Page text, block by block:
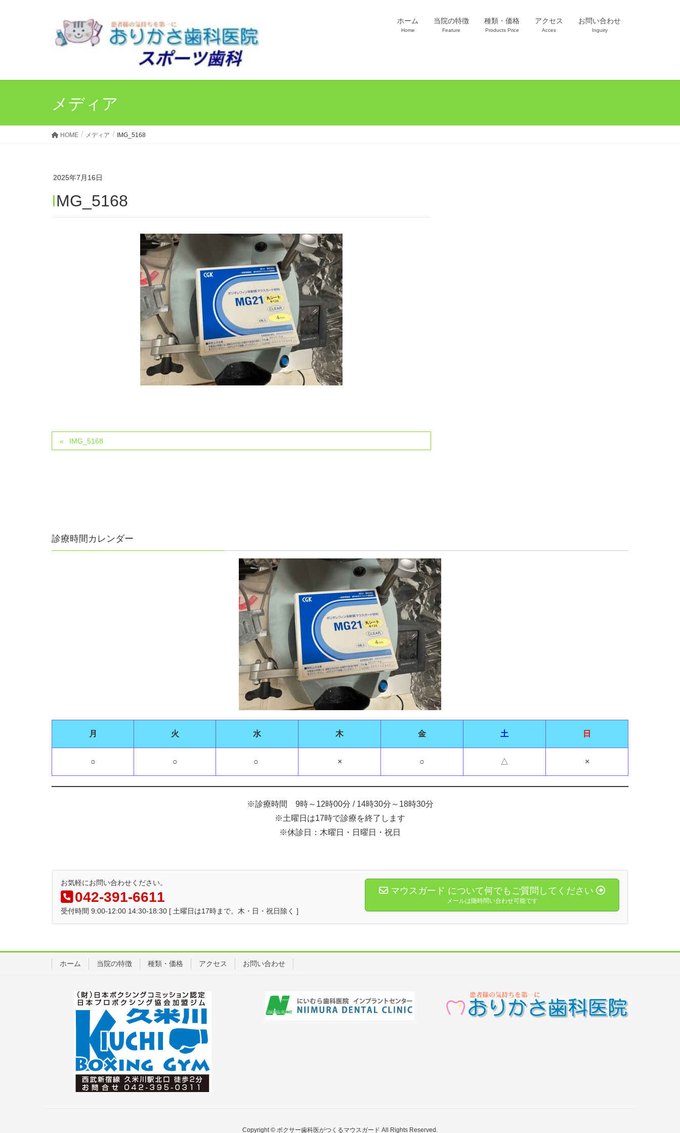
ホーム
Home
当院の特徴
Feature
種類・価格
Products Price
アクセス
Acces
お問い合わせ
Inguiry
メディア
HOME メディア IMG_5168
2025年7月16日
IMG_5168
IMG_5168
診療時間カレンダー
月 火 水 木 金 土 日
○ ○ ○ × ○ △ ×
※診療時間 9時～12時00分 / 14時30分～18時30分
※土曜日は17時で診療を終了します
※休診日：木曜日・日曜日・祝日
お気軽にお問い合わせください。
042-391-6611
受付時間 9:00-12:00 14:30-18:30 [ 土曜日は17時まで。木・日・祝日除く ]
マウスガード について何でもご質問してください
メールは随時問い合わせ可能です
ホーム 当院の特徴 種類・価格 アクセス お問い合わせ
Copyright © ボクサー歯科医がつくるマウスガード All Rights Reserved.